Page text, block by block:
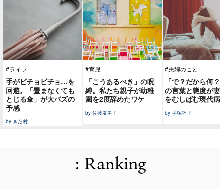
#ライフ
手がビチョビチョ…を
回避。「畳まなくても
とじる傘」が大バズの
予感
by きた村
#育児
「こうあるべき」の呪
縛。私たち親子が幼稚
園を2度辞めたワケ
by 佐藤友美子
#夫婦のこと
「で？だから何
の言葉と態度が
をむしばむ現代病
by 手塚巧子
: Ranking